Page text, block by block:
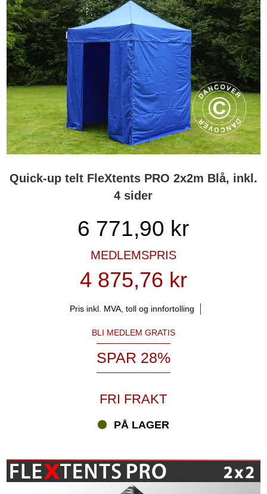
Quick-up telt FleXtents PRO 2x2m Blå, inkl.
4 sider
6 771,90 kr
MEDLEMSPRIS
4 875,76 kr
Pris inkl. MVA, toll og innfortolling
BLI MEDLEM GRATIS
SPAR 28%
FRI FRAKT
PÅ LAGER